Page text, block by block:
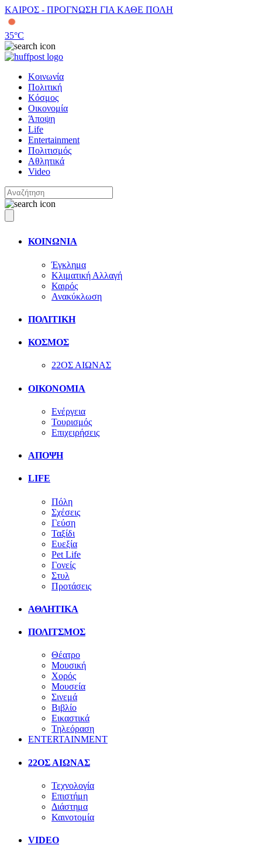
ΚΑΙΡΟΣ - ΠΡΟΓΝΩΣΗ ΓΙΑ ΚΑΘΕ ΠΟΛΗ
35°C
Κοινωνία
Πολιτική
Κόσμος
Οικονομία
Άποψη
Life
Entertainment
Πολιτισμός
Αθλητικά
Video
ΚΟΙΝΩΝΙΑ
Έγκλημα
Κλιματική Αλλαγή
Καιρός
Ανακύκλωση
ΠΟΛΙΤΙΚΗ
ΚΟΣΜΟΣ
22ΟΣ ΑΙΩΝΑΣ
ΟΙΚΟΝΟΜΙΑ
Ενέργεια
Τουρισμός
Επιχειρήσεις
ΑΠΟΨΗ
LIFE
Πόλη
Σχέσεις
Γεύση
Ταξίδι
Ευεξία
Pet Life
Γονείς
Στυλ
Προτάσεις
ΑΘΛΗΤΙΚΑ
ΠΟΛΙΤΣΜΟΣ
Θέατρο
Μουσική
Χορός
Μουσεία
Σινεμά
Βιβλίο
Εικαστικά
Τηλεόραση
ENTERTAINMENT
22ΟΣ ΑΙΩΝΑΣ
Τεχνολογία
Επιστήμη
Διάστημα
Καινοτομία
VIDEO